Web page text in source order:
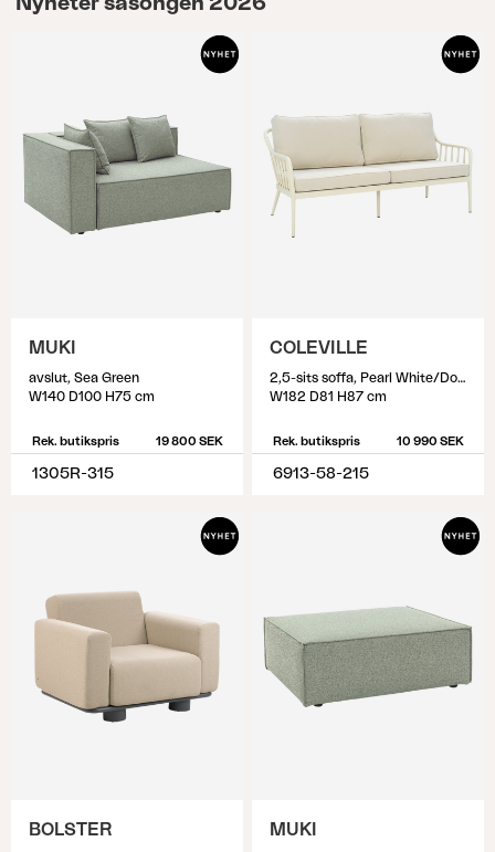
vara svårt att hitta exakta mått, så välj den större
storlek som är närmst de mått du identifierat.
MUKI
avslut, Sea Green
W140 D100 H75 cm
Rek. butikspris 19 800 SEK
1305R-315
COLEVILLE
2,5-sits soffa, Pearl White/Dot Beige
W182 D81 H87 cm
Rek. butikspris 10 990 SEK
6913-58-215
BOLSTER MUKI